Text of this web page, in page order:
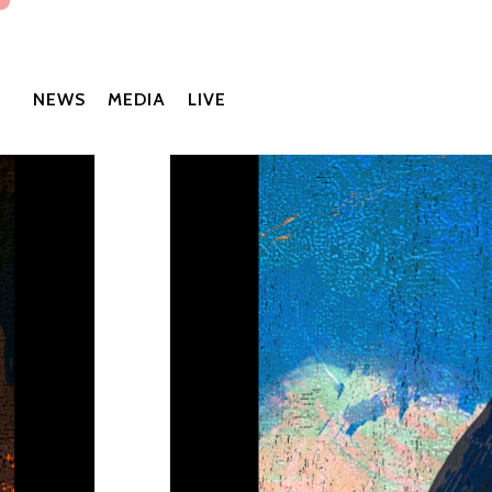
NEWS MEDIA LIVE